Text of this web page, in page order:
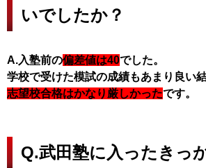
いでしたか？
A.入塾前の偏差値は40でした。
学校で受けた模試の成績もあまり良い
志望校合格はかなり厳しかったです。
Q.武田塾に入ったきっ